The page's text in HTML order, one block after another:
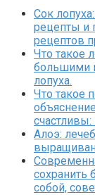
Сок
рецепты и
рецептов
Что такое
большими
лопуха.
Что такое
Алоэ:
сохранить
собой,